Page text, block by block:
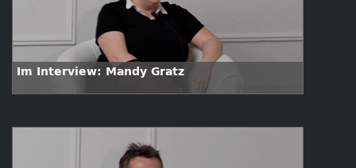
Im Interview: Mandy Gratz